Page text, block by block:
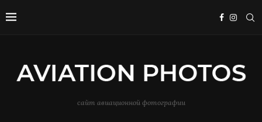
сайт авиационной фотографии